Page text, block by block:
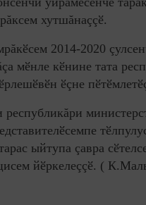
хутшăнаççӗ.
2014-2020
мӗнле кӗнине тата
ӗçне
республикăри
ыйтупа çавра
йӗркелеççӗ. (